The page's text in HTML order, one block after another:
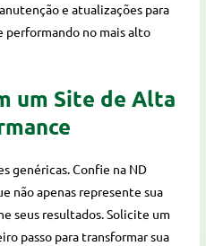
e atualizações para
no mais alto
um Site de Alta
genéricas. Confie na ND
não apenas represente sua
seus resultados. Solicite um
passo para transformar sua